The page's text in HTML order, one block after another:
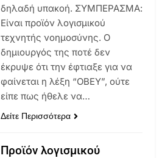
δηλαδή υπακοή. ΣΥΜΠΕΡΑΣΜΑ:
Είναι προϊόν λογισμικού
τεχνητής νοημοσύνης. Ο
δημιουργός της ποτέ δεν
έκρυψε ότι την έφτιαξε για να
φαίνεται η λέξη “OBEY”, ούτε
είπε πως ήθελε να…
Δείτε Περισσότερα
Προϊόν λογισμικού